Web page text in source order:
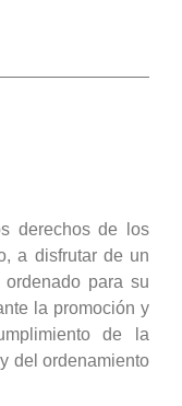
derechos de los
a disfrutar de un
para su
la promoción y
de la
del ordenamiento